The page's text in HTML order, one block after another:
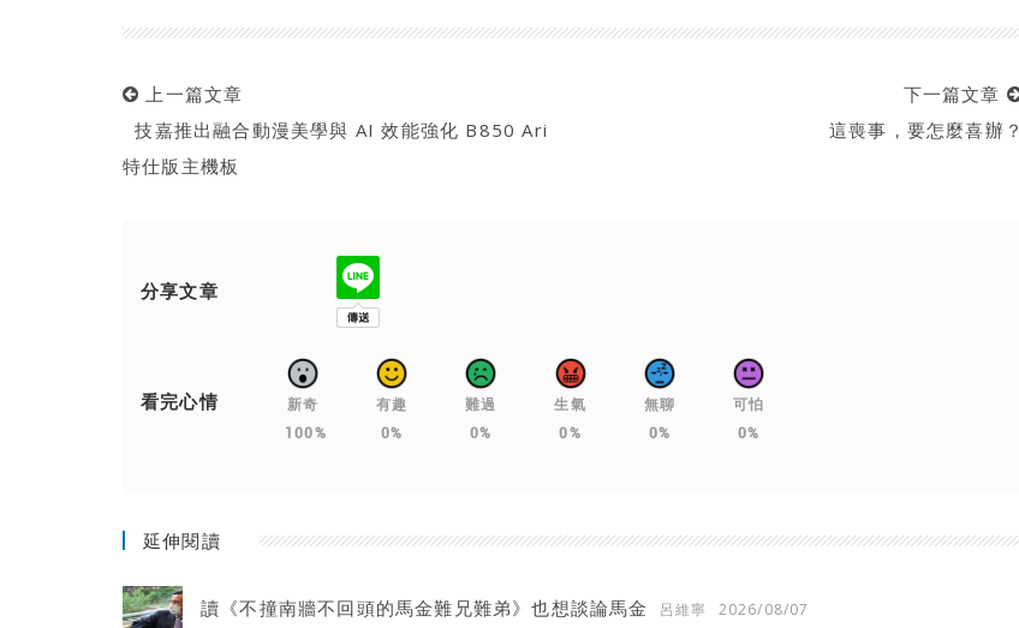
上一篇文章
技嘉推出融合動漫美學與 AI 效能強化 B850 Ari
特仕版主機板
下一篇文章
這喪事，要怎麼喜辦？
分享文章
看完心情
新奇
100%
有趣
0%
難過
0%
生氣
0%
無聊
0%
可怕
0%
延伸閱讀
讀《不撞南牆不回頭的馬金難兄難弟》也想談論馬金 呂維寧 2026/08/07